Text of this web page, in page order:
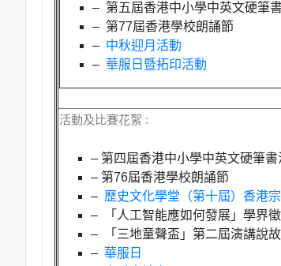
– 第五屆香港中小學中英文硬筆
– 第77屆香港學校朗誦節
– 中秋迎月活動
– 華服日暨拓印活動
活動及比賽花絮 :
– 第四屆香港中小學中英文硬筆書
– 第76屆香港學校朗誦節
– 歷史文化學堂（第十屆）香港
– 「人工智能應如何發展」學界
– 「三地童聲盃」第二屆演講說
– 華服日